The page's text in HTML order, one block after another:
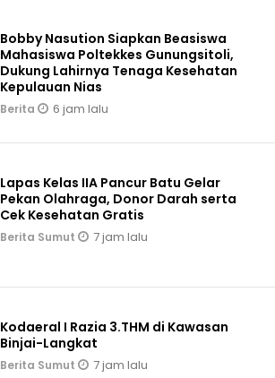
Bobby Nasution Siapkan Beasiswa
Mahasiswa Poltekkes Gunungsitoli,
Dukung Lahirnya Tenaga Kesehatan
Kepulauan Nias
Berita 6 jam lalu
Lapas Kelas IIA Pancur Batu Gelar
Pekan Olahraga, Donor Darah serta
Cek Kesehatan Gratis
Berita Sumut 7 jam lalu
Kodaeral I Razia 3.THM di Kawasan
Binjai-Langkat
Berita Sumut 7 jam lalu